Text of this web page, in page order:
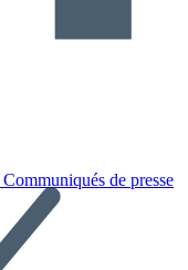
Communiqués de presse